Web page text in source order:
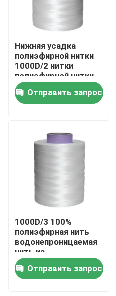
Нижняя усадка
полиэфирной нитки
1000D/2 нитки
полиэфирной нитки
Отправить запрос
1000D/3 100%
полиэфирная нить
водонепроницаемая
нить из
полиэфирных нитей
Отправить запрос